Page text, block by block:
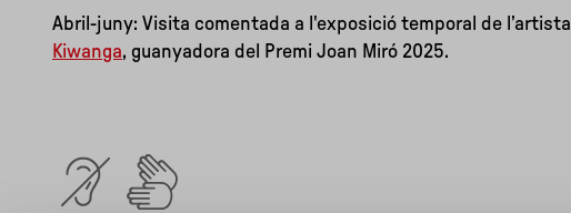
Abril-juny: Visita comentada a l'exposició temporal de l’artista
Kiwanga, guanyadora del Premi Joan Miró 2025.